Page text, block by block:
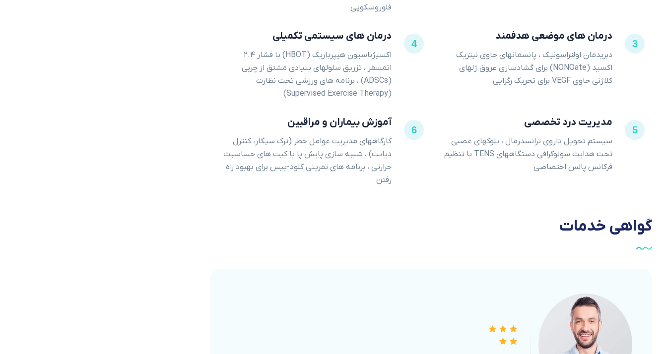
فلوروسکوپی
3
درمان های موضعی هدفمند
دبریدمان اولتراسونیک ، پانسمانهای حاوی نیتریک
اکسید (NONOate) برای گشادسازی عروق ژلهای
کلاژنی حاوی VEGF برای تحریک رگزایی
4
درمان های سیستمی تکمیلی
اکسیژناسیون هیپرباریک (HBOT) با فشار ۲.۴
اتمسفر ، تزریق سلولهای بنیادی مشتق از چربی
(ADSCs) ، برنامه های ورزشی تحت نظارت
(Supervised Exercise Therapy)
5
مدیریت درد تخصصی
سیستم تحویل داروی ترانسدرمال ، بلوکهای عصبی
تحت هدایت سونوگرافی دستگاههای TENS با تنظیم
فرکانس پالس اختصاصی
6
آموزش بیماران و مراقبین
کارگاههای مدیریت عوامل خطر (ترک سیگار، کنترل
دیابت) ، شبیه سازی پایش پا با کیت های حساسیت
حرارتی ، برنامه های تمرینی کلود-بیس برای بهبود راه
رفتن
گواهی خدمات